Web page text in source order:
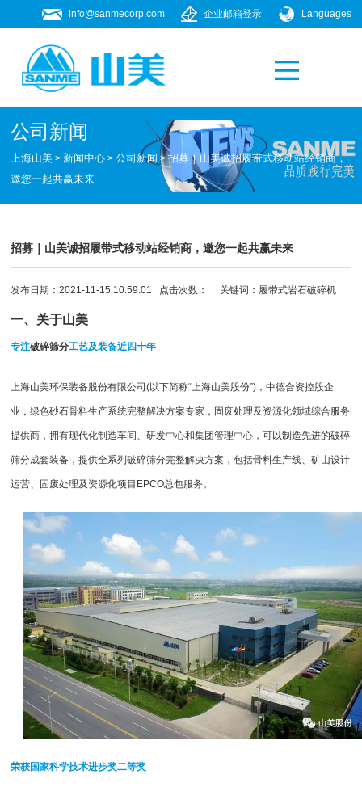
Languages
企业邮箱登录
info@sanmecorp.com
公司新闻
上海山美 > 新闻中心 >公司新闻 >招募｜山美诚招履带式移动站经销商，
邀您一起共赢未来
招募｜山美诚招履带式移动站经销商，邀您一起共赢未来
发布日期：2021-11-15 10:59:01 点击次数： 关键词： 履带式岩石破碎机
一、关于山美
专注破碎筛分工艺及装备近四十年
上海山美环保装备股份有限公司(以下简称“ 上海山美股份”)，中德合资控股企
业，绿色砂石骨料生产系统完整解决方案专家，固废处理及资源化领域综合服务
提供商，拥有现代化制造车间、研发中心和集团管理中心，可以制造先进的破碎
筛分成套装备，提供全系列破碎筛分完整解决方案，包括骨料生产线、矿山设计
运营、固废处理及资源化项目EPCO总包服务。
荣获国家科学技术进步奖二等奖